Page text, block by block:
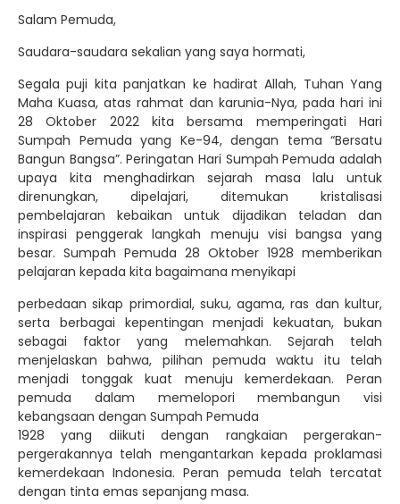
Salam Pemuda,
Saudara-saudara sekalian yang saya hormati,
Segala puji kita panjatkan ke hadirat Allah, Tuhan Yang
Maha Kuasa, atas rahmat dan karunia-Nya, pada hari ini
28 Oktober 2022 kita bersama memperingati Hari
Sumpah Pemuda yang Ke-94, dengan tema “Bersatu
Bangun Bangsa”. Peringatan Hari Sumpah Pemuda adalah
upaya kita menghadirkan sejarah masa lalu untuk
direnungkan, dipelajari, ditemukan kristalisasi
pembelajaran kebaikan untuk dijadikan teladan dan
inspirasi penggerak langkah menuju visi bangsa yang
besar. Sumpah Pemuda 28 Oktober 1928 memberikan
pelajaran kepada kita bagaimana menyikapi
perbedaan sikap primordial, suku, agama, ras dan kultur,
serta berbagai kepentingan menjadi kekuatan, bukan
sebagai faktor yang melemahkan. Sejarah telah
menjelaskan bahwa, pilihan pemuda waktu itu telah
menjadi tonggak kuat menuju kemerdekaan. Peran
pemuda dalam memelopori membangun visi
kebangsaan dengan Sumpah Pemuda
1928 yang diikuti dengan rangkaian pergerakan-
pergerakannya telah mengantarkan kepada proklamasi
kemerdekaan Indonesia. Peran pemuda telah tercatat
dengan tinta emas sepanjang masa.